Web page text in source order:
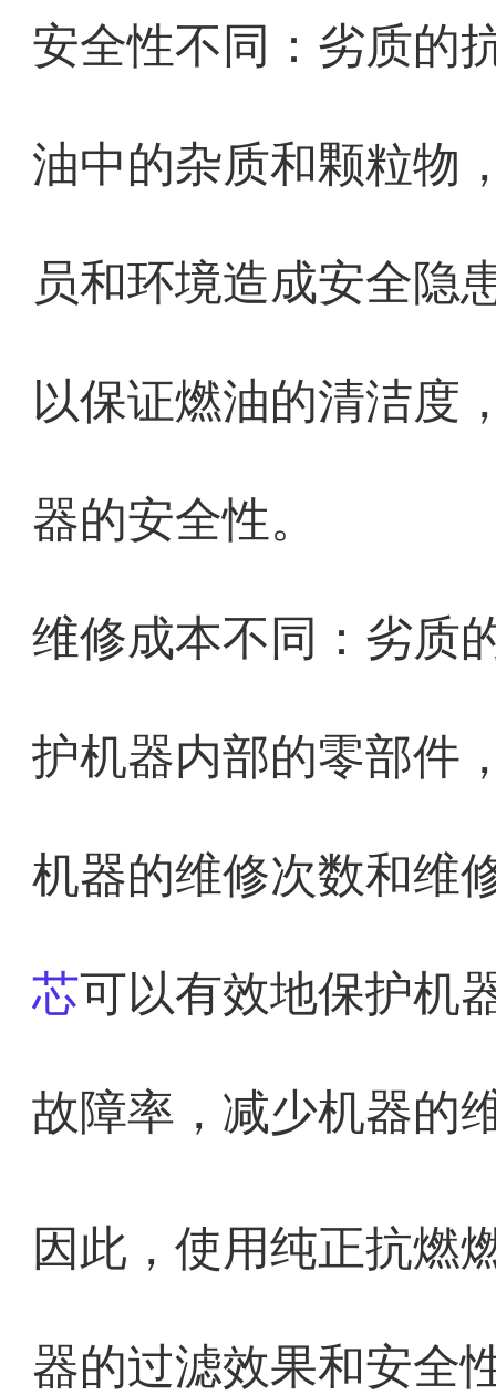
安全性不同：劣质的
油中的杂质和颗粒物
员和环境造成安全隐
以保证燃油的清洁度
器的安全性。
维修成本不同：劣质
护机器内部的零部件
机器的维修次数和维
芯可以有效地保护机
故障率，减少机器的
因此，使用纯正抗燃
器的过滤效果和安全